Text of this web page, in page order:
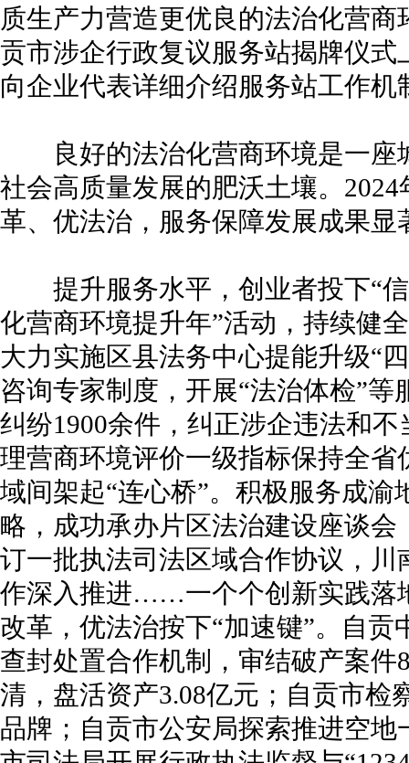
质生产力营造更优良的法治化营商
贡市涉企行政复议服务站揭牌仪
向企业代表详细介绍服务站工作机
良好的法治化营商环境是一座
社会高质量发展的肥沃土壤。
革、优法治，服务保障发展成果显
提升服务水平，创业者投下“信
化营商环境提升年”活动，持续健
大力实施区县法务中心提能升级“
咨询专家制度，开展“法治体检”
纠纷1900余件，纠正涉企违法和
理营商环境评价一级指标保持全
域间架起“连心桥”。积极服务成
略，成功承办片区法治建设座谈
订一批执法司法区域合作协议，
作深入推进……一个个创新实践落
改革，优法治按下“加速键”。自
查封处置合作机制，审结破产案件
清，盘活资产3.08亿元；自贡市检
品牌；自贡市公安局探索推进空